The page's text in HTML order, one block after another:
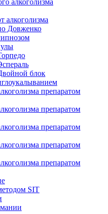
алкоголизма
алкоголизма
Довженко
блок
препаратом
препаратом
препаратом
препаратом
препаратом
SIT